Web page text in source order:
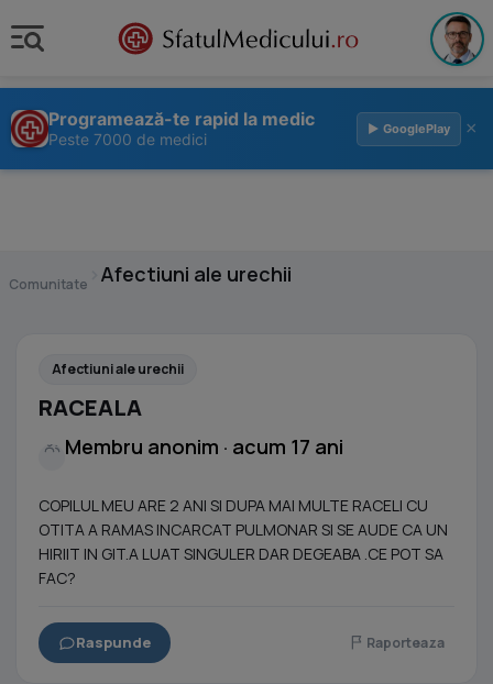
Programează-te rapid la medic
Peste 7000 de medici
▶ GooglePlay ×
Comunitate Afectiuni ale urechii
Afectiuni ale urechii
RACEALA
Membru anonim · acum 17 ani
COPILUL MEU ARE 2 ANI SI DUPA MAI MULTE RACELI CU
OTITA A RAMAS INCARCAT PULMONAR SI SE AUDE CA UN
HIRIIT IN GIT.A LUAT SINGULER DAR DEGEABA .CE POT SA
FAC?
Raspunde Raporteaza